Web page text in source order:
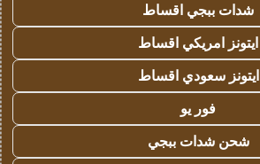
شدات ببجي اقساط
ايتونز امريكي اقساط
ايتونز سعودي اقساط
فور يو
شحن شدات ببجي